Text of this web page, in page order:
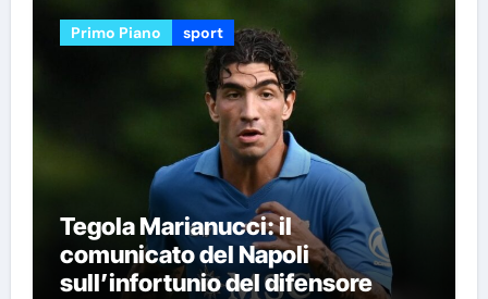
Primo Piano sport
Tegola Marianucci: il
comunicato del Napoli
sull’infortunio del difensore